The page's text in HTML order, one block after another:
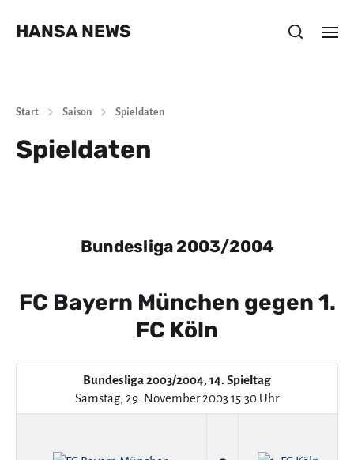
HANSA NEWS
Start Saison Spieldaten
Spieldaten
Bundesliga 2003/2004
FC Bayern München gegen 1.
FC Köln
Bundesliga 2003/2004, 14. Spieltag
Samstag, 29. November 2003 15:30 Uhr